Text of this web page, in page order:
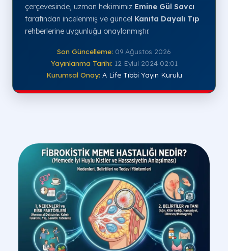
çerçevesinde, uzman hekimimiz Emine Gül Savcı
tarafından incelenmiş ve güncel Kanıta Dayalı Tıp
rehberlerine uygunluğu onaylanmıştır.
Son Güncelleme: 09 Ağustos 2026
Yayınlanma Tarihi: 12 Eylül 2024 02:01
Kurumsal Onay: A Life Tıbbi Yayın Kurulu